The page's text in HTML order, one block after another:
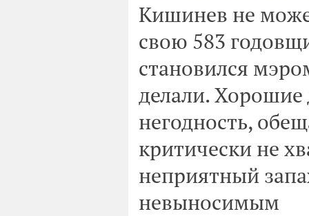
Кишинев не
свою 583
становился
делали. Хорошие
негодность,
критически не
неприятный
невыносимым